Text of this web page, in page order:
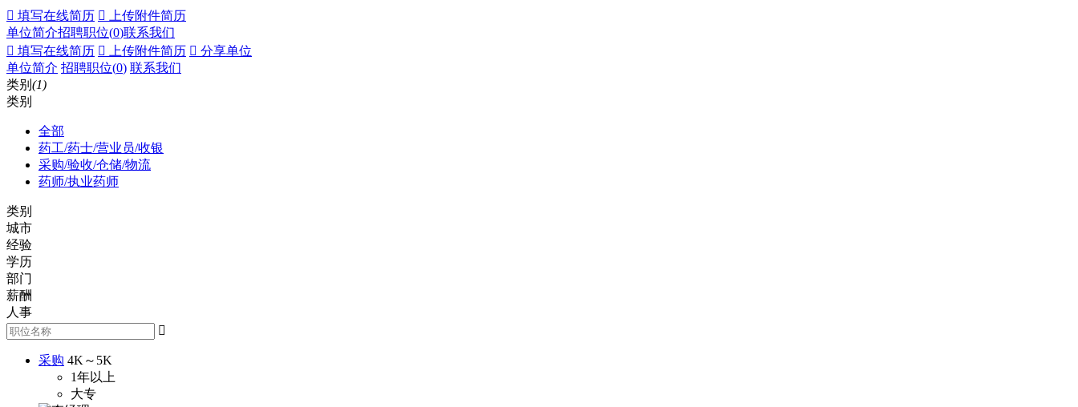
 填写在线简历  上传附件简历
单位简介招聘职位(0)联系我们
 填写在线简历  上传附件简历  分享单位
单位简介 招聘职位(0) 联系我们
类别 (1)
类别
全部
药工/药士/营业员/收银
采购/验收/仓储/物流
药师/执业药师
类别
城市
经验
学历
部门
薪酬
人事

采购 4K～5K
1年以上
大专